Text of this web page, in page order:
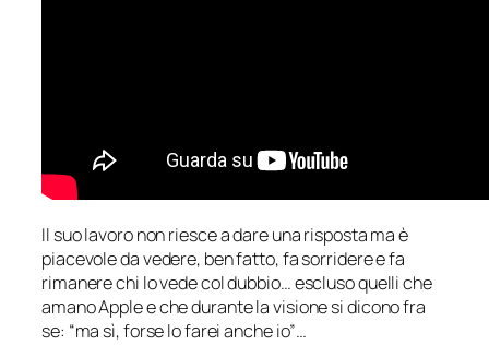
Il suo lavoro non riesce a dare una risposta ma è
piacevole da vedere, ben fatto, fa sorridere e fa
rimanere chi lo vede col dubbio… escluso quelli che
amano Apple e che durante la visione si dicono fra
se: “ma sì, forse lo farei anche io”…